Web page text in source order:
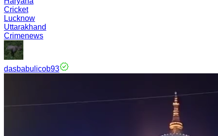
Cricket
Lucknow
Uttarakhand
Crimenews
dasbabulicob93